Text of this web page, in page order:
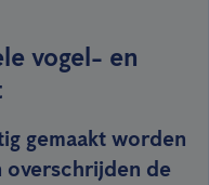
vogel- en
gemaakt worden
overschrijden de